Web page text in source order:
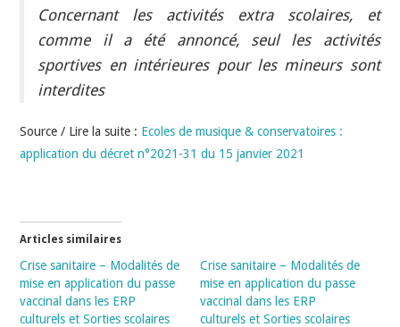
Concernant les activités extra scolaires, et
comme il a été annoncé, seul les activités
sportives en intérieures pour les mineurs sont
interdites
Source / Lire la suite : Ecoles de musique & conservatoires :
application du décret n°2021-31 du 15 janvier 2021
Articles similaires
Crise sanitaire – Modalités de
mise en application du passe
vaccinal dans les ERP
culturels et Sorties scolaires
Crise sanitaire – Modalités de
mise en application du passe
vaccinal dans les ERP
culturels et Sorties scolaires